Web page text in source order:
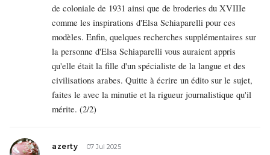
de coloniale de 1931 ainsi que de broderies du XVIIIe
comme les inspirations d'Elsa Schiaparelli pour ces
modèles. Enfin, quelques recherches supplémentaires sur
la personne d'Elsa Schiaparelli vous auraient appris
qu'elle était la fille d'un spécialiste de la langue et des
civilisations arabes. Quitte à écrire un édito sur le sujet,
faites le avec la minutie et la rigueur journalistique qu'il
mérite. (2/2)
azerty 07 Jul 2025